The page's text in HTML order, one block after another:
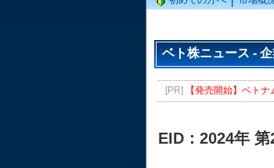
ベト株ニュース -
[PR] 【発売開始】ベト
EID：2024年